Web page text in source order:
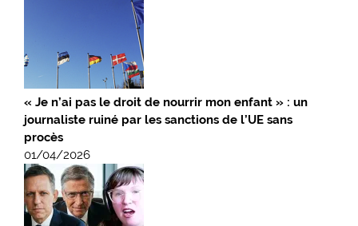
« Je n’ai pas le droit de nourrir mon enfant » : un
journaliste ruiné par les sanctions de l’UE sans
procès
01/04/2026